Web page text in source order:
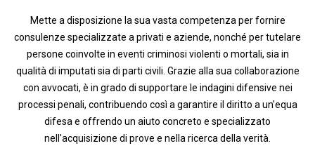
Mette a disposizione la sua vasta competenza per fornire
consulenze specializzate a privati e aziende, nonché per tutelare
persone coinvolte in eventi criminosi violenti o mortali, sia in
qualità di imputati sia di parti civili. Grazie alla sua collaborazione
con avvocati, è in grado di supportare le indagini difensive nei
processi penali, contribuendo così a garantire il diritto a un'equa
difesa e offrendo un aiuto concreto e specializzato
nell'acquisizione di prove e nella ricerca della verità.